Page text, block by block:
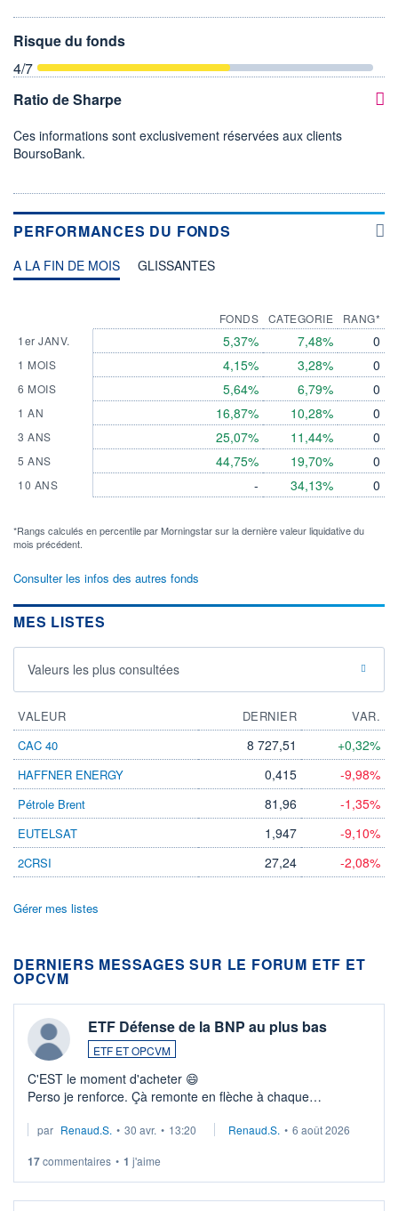
Risque du fonds
4/7
Ratio de Sharpe
Ces informations sont exclusivement réservées aux clients
BoursoBank.
PERFORMANCES DU FONDS
A LA FIN DE MOIS GLISSANTES
1er JANV.
1 MOIS
6 MOIS
1 AN
3 ANS
5 ANS
10 ANS
FONDS
5,37%
4,15%
5,64%
16,87%
25,07%
44,75%
-
CATEGORIE
7,48%
3,28%
6,79%
10,28%
11,44%
19,70%
34,13%
RANG*
0
0
0
0
0
0
0
*Rangs calculés en percentile par Morningstar sur la dernière valeur liquidative du
mois précédent.
Consulter les infos des autres fonds
MES LISTES
Valeurs les plus consultées
VALEUR DERNIER
VAR.
CAC 40
8 727,51 +0,32%
HAFFNER ENERGY 0,415 -9,98%
Pétrole Brent 81,96 -1,35%
EUTELSAT 1,947 -9,10%
2CRSI 27,24 -2,08%
Gérer mes listes
DERNIERS MESSAGES SUR LE FORUM ETF ET
OPCVM
ETF Défense de la BNP au plus bas
ETF ET OPCVM
C'EST le moment d'acheter 😄​
Perso je renforce. Çà remonte en flèche à chaque
Investissement long terme tip top pour sa retraite.
par Renaud.S. • 30 avr. • 13:20 Renaud.S. • 6 août 2026
17commentaires • 1 j'aime